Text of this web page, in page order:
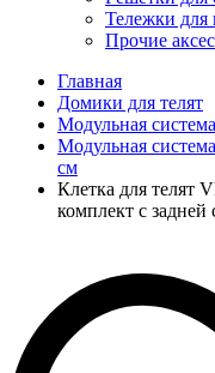
Тележки для
Прочие
Главная
Домики для телят
Модульная
Модульная
см
Клетка для телят
комплект с задней